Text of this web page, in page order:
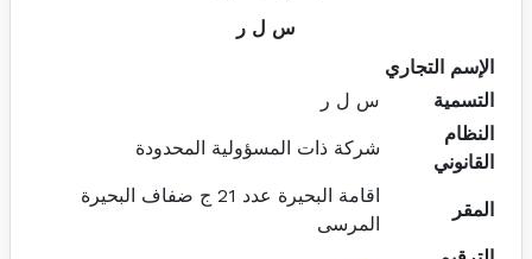
س ل ر
الإسم التجاري
التسمية
س ل ر
النظام
القانوني
شركة ذات المسؤولية المحدودة
المقر
اقامة البحيرة عدد 21 ج ضفاف البحيرة
المرسى